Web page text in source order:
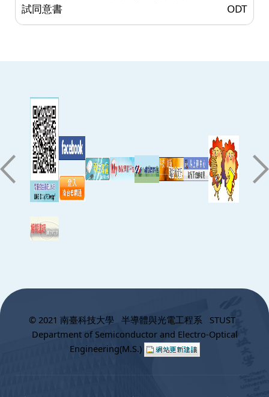
試同意書
ODT
© 2021 南臺科技大學 半導體與光電工程系 STUST
Department of Semiconductor and Electro-Optical
Engineering(M.S.)